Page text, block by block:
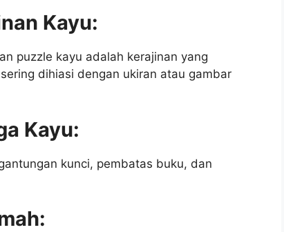
Kayu:
puzzle kayu adalah kerajinan yang
dihiasi dengan ukiran atau gambar
Kayu:
kunci, pembatas buku, dan